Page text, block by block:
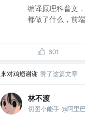
编译原理科普文
都做了什么，前
601
来对鸡翅谢谢 赞了这篇文章
林不渡
切图小能手 @阿里